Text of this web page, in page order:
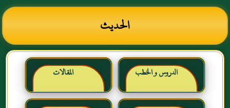
الحديث
الدروس و الخطب المقالات